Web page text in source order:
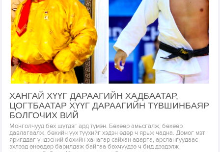
ХАНГАЙ ХҮҮГ ДАРААГИЙН ХАДБААТАР,
ЦОГТБААТАР ХҮҮГ ДАРААГИЙН ТҮВШИНБАЯР
БОЛГОЧИХ ВИЙ
Монголчууд бөх шүтдэг ард түмэн. Бөхөөр амьсгалж, бөхөөр
давлагаалж, бөхийн үүх түүхийг хэдэн өдөр ч ярьж чадна. Домог мэт
яригддаг үндэсний бөхийн ханагар сайхан аварга, арслангуудаас
эхлээд өнөөдөр барилдаж байгаа бөхчүүдээ ч бид дээдэлж